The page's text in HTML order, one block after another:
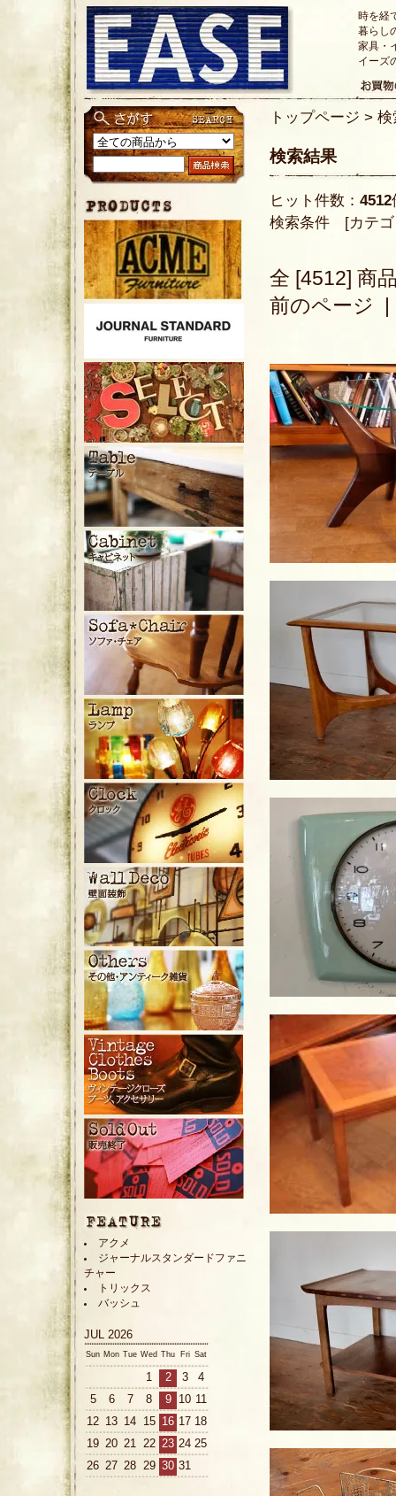
時を経
暮らし
家具・
イーズ
トップページ > 検
検索結果
ヒット件数： 4512
検索条件 [カテゴ
全 [4512] 商
前のページ
アクメ
ジャーナルスタンダードファニ
チャー
トリックス
バッシュ
JUL 2026
Sun Mon Tue Wed Thu Fri Sat
1 2 3
4
5
6 7 8 9 10 11
12 13 14 15 16 17 18
19 20 21 22 23 24 25
26 27 28 29 30 31